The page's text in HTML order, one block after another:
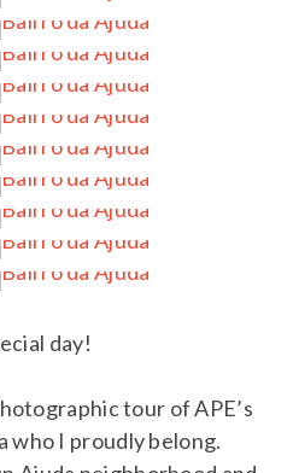
…
…
…
…
…
…
…
…
…
…
day!
tour of APE’s
who I proudly belong.